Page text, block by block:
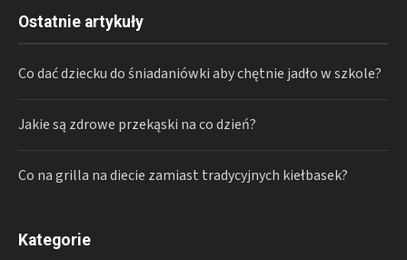
Ostatnie artykuły
Co dać dziecku do śniadaniówki aby chętnie jadło w szkole?
Jakie są zdrowe przekąski na co dzień?
Co na grilla na diecie zamiast tradycyjnych kiełbasek?
Kategorie